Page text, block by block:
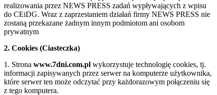
realizowania przez NEWS PRESS zadań wypływających z wpisu
do CEiDG. Wraz z zaprzestaniem działań firmy NEWS PRESS nie
zostaną przekazane żadnym innym podmiotom ani osobom
prywatnym
2. Cookies (Ciasteczka)
1. Strona www.7dni.com.pl wykorzystuje technologię cookies, tj.
informacji zapisywanych przez serwer na komputerze użytkownika,
które serwer ten może odczytać przy każdorazowym połączeniu się
z tego komputera.